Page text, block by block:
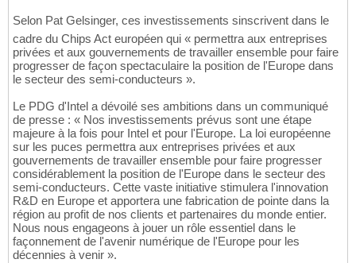
Selon Pat Gelsinger, ces investissements sinscrivent dans le
cadre du Chips Act européen qui « permettra aux entreprises
privées et aux gouvernements de travailler ensemble pour faire
progresser de façon spectaculaire la position de l'Europe dans
le secteur des semi-conducteurs ».
Le PDG d'Intel a dévoilé ses ambitions dans un communiqué
de presse : « Nos investissements prévus sont une étape
majeure à la fois pour Intel et pour l'Europe. La loi européenne
sur les puces permettra aux entreprises privées et aux
gouvernements de travailler ensemble pour faire progresser
considérablement la position de l'Europe dans le secteur des
semi-conducteurs. Cette vaste initiative stimulera l'innovation
R&D en Europe et apportera une fabrication de pointe dans la
région au profit de nos clients et partenaires du monde entier.
Nous nous engageons à jouer un rôle essentiel dans le
façonnement de l'avenir numérique de l'Europe pour les
décennies à venir ».